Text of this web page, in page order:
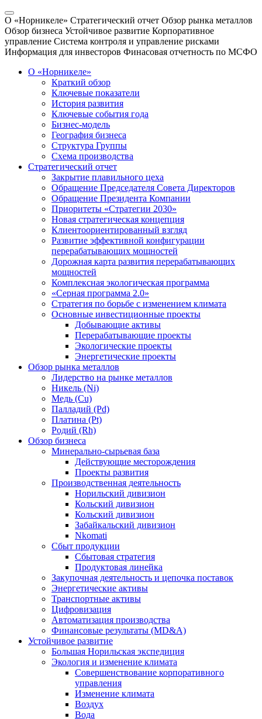
О «Норникеле» Стратегический отчет Обзор рынка металлов
Обзор бизнеса Устойчивое развитие Корпоративное
управление Система контроля и управление рисками
Информация для инвесторов Финасовая отчетность по МСФО
О «Норникеле»
Краткий обзор
Ключевые показатели
История развития
Ключевые события года
Бизнес-модель
География бизнеса
Структура Группы
Схема производства
Стратегический отчет
Закрытие плавильного цеха
Обращение Председателя Совета Директоров
Обращение Президента Компании
Приоритеты «Стратегии 2030»
Новая стратегическая концепция
Клиентоориентированный взгляд
Развитие эффективной конфигурации
перерабатывающих мощностей
Дорожная карта развития перерабатывающих
мощностей
Комплексная экологическая программа
«Серная программа 2.0»
Стратегия по борьбе с изменением климата
Основные инвестиционные проекты
Добывающие активы
Перерабатывающие проекты
Экологические проекты
Энергетические проекты
Обзор рынка металлов
Лидерство на рынке металлов
Никель (Ni)
Медь (Cu)
Палладий (Pd)
Платина (Pt)
Родий (Rh)
Обзор бизнеса
Минерально-сырьевая база
Действующие месторождения
Проекты развития
Производственная деятельность
Норильский дивизион
Кольский дивизион
Кольский дивизион
Забайкальский дивизион
Nkomati
Сбыт продукции
Сбытовая стратегия
Продуктовая линейка
Закупочная деятельность и цепочка поставок
Энергетические активы
Транспортные активы
Цифровизация
Автоматизация производства
Финансовые результаты (MD&A)
Устойчивое развитие
Большая Норильская экспедиция
Экология и изменение климата
Совершенствование корпоративного
управления
Изменение климата
Воздух
Вода